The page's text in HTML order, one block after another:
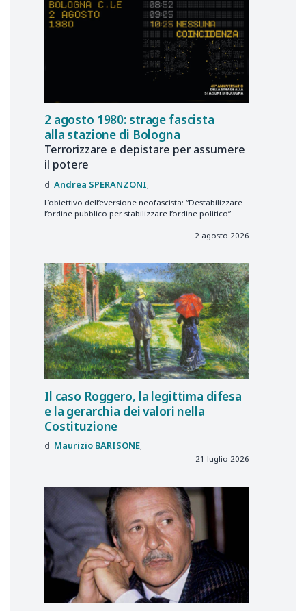
2 agosto 1980: strage fascista
alla stazione di Bologna
Terrorizzare e depistare per assumere
il potere
Andrea SPERANZONI
L’obiettivo dell’eversione neofascista: “Destabilizzare
l’ordine pubblico per stabilizzare l’ordine politico”
2 agosto 2026
Il caso Roggero, la legittima difesa
e la gerarchia dei valori nella
Costituzione
Maurizio BARISONE
21 luglio 2026